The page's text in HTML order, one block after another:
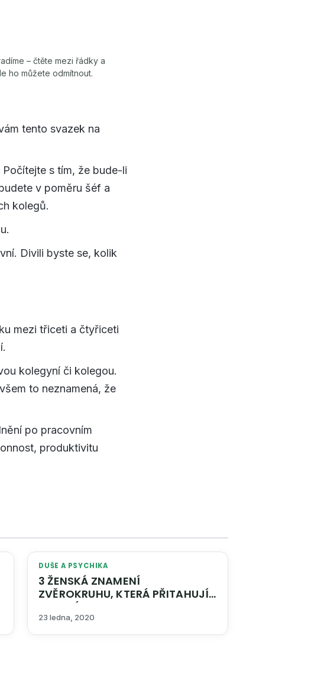
– čtěte mezi řádky a
ho můžete odmítnout.
tento svazek na
s tím, že bude-li
v poměru šéf a
kolegů.
Divili byste se, kolik
mezi třiceti a čtyřiceti
kolegyní či kolegou.
to neznamená, že
po pracovním
produktivitu
DUŠE A PSYCHIKA
3 ŽENSKÁ ZNAMENÍ
ZVĚROKRUHU, KTERÁ PŘITAHUJÍ
DAREBÁKY
23 ledna, 2020